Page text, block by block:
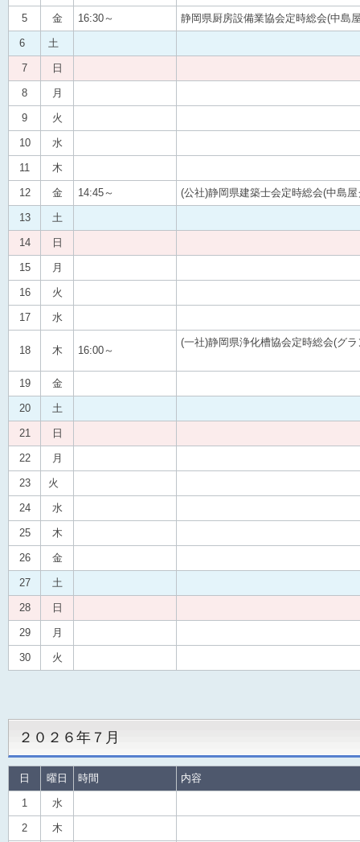
5 金 16:30～ 静岡県厨房設備業協会定時総会(中島
6 土
7 日
8 月
9 火
10 水
11 木
12 金 14:45～ (公社)静岡県建築士会定時総会(中島
13 土
14 日
15 月
16 火
17 水
18 木 16:00～
(一社)静岡県浄化槽協会定時総会(
19 金
20 土
21 日
22 月
23 火
24 水
25 木
26 金
27 土
28 日
29 月
30 火
２０２６年７月
日 曜日 時間 内容
1 水
2 木